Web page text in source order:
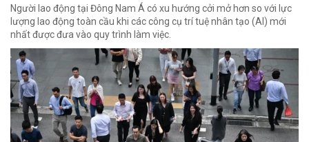
Người lao động tại Đông Nam Á có xu hướng cởi mở hơn so với lực
lượng lao động toàn cầu khi các công cụ trí tuệ nhân tạo (AI) mới
nhất được đưa vào quy trình làm việc.